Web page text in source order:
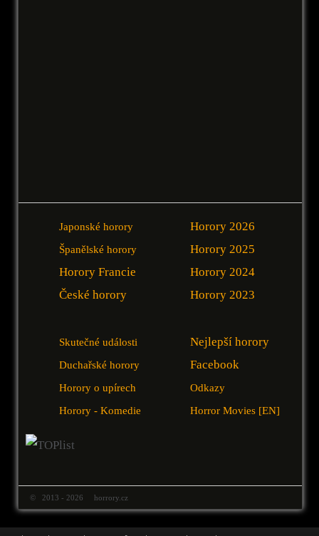
Japonské horory
Španělské horory
Horory Francie
České horory
Horory 2026
Horory 2025
Horory 2024
Horory 2023
Skutečné události
Duchařské horory
Horory o upírech
Horory - Komedie
Nejlepší horory
Facebook
Odkazy
Horror Movies [EN]
© 2013 - 2026 horrory.cz